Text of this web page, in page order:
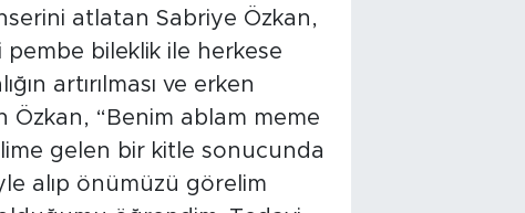
atlatan Sabriye Özkan,
pembe bileklik ile herkese
artırılması ve erken
“Benim ablam meme
gelen bir kitle sonucunda
alıp önümüzü görelim